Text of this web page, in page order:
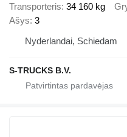
Transporteris 34 160 kg
Ašys 3
Nyderlandai, Schiedam
S-TRUCKS B.V.